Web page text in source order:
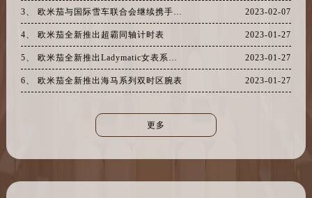
山西省晋中市榆次区顺城街欧米茄售后服务中心（需提前预约）
山西省临汾市尧都区解放路欧米茄售后服务中心（需提前预约）
山西省吕梁市离石区永宁中路与建设街交叉口欧米茄售后服务中心（需提前预约）
山西省朔州市朔城区怡西路与鄯阳西街交汇处欧米茄售后服务中心（需提前预约）
山西省忻州市忻府区和平东街与七一南路交叉口欧米茄售后服务中心（需提前预约）
3、 欧米茄与国际雪车联合会继续携手同行 2023-02-07
4、 欧米茄全新推出超霸同轴计时表 2023-01-27
5、 欧米茄全新推出Ladymatic女表系列腕表 2023-01-27
6、 欧米茄全新推出海马系列双时区腕表 2023-01-27
更多